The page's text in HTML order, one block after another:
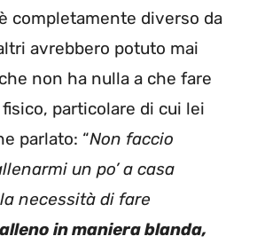
completamente diverso da
avrebbero potuto mai
non ha nulla a che fare
fisico, particolare di cui lei
parlato: “Non faccio
un po’ a casa
necessità di fare
in maniera blanda,